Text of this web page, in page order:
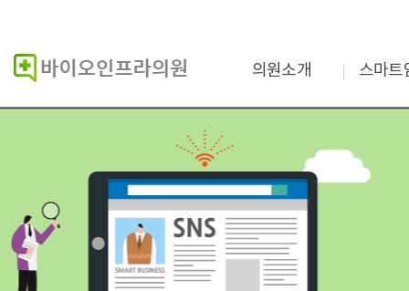
의원소개
진단검사의학이란
인증현황
의료진소개
진료시간
비급여항목
증명서발급
스마트